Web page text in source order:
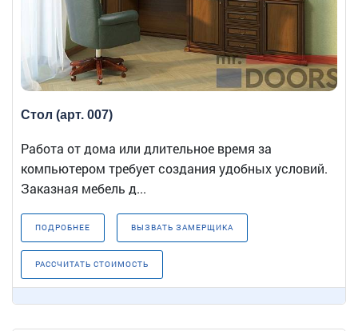
Стол (арт. 007)
Работа от дома или длительное время за
компьютером требует создания удобных условий.
Заказная мебель д...
ПОДРОБНЕЕ ВЫЗВАТЬ ЗАМЕРЩИКА
РАССЧИТАТЬ СТОИМОСТЬ